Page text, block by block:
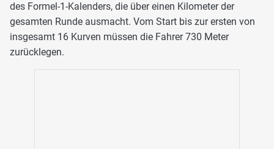
des Formel-1-Kalenders, die über einen Kilometer der
gesamten Runde ausmacht. Vom Start bis zur ersten von
insgesamt 16 Kurven müssen die Fahrer 730 Meter
zurücklegen.